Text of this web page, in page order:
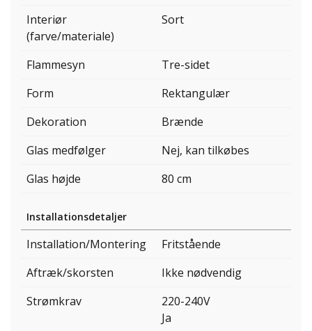
Interiør
(farve/materiale)
Sort
Flammesyn
Tre-sidet
Form
Rektangulær
Dekoration
Brænde
Glas medfølger
Nej, kan tilkøbes
Glas højde
80 cm
Installationsdetaljer
Installation/Montering
Fritstående
Aftræk/skorsten
Ikke nødvendig
Strømkrav
220-240V
Ja